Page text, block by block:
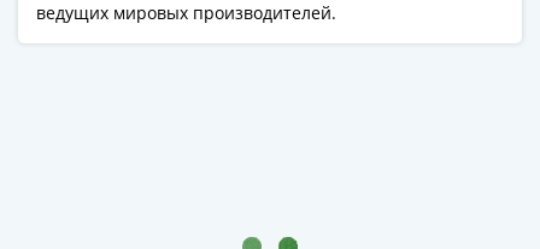
ведущих мировых производителей.